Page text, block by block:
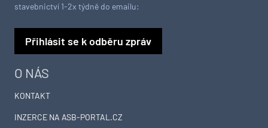
O NÁS
KONTAKT
INZERCE NA ASB-PORTAL.CZ
stavebnictví 1-2x týdně do emailu:
Přihlásit se k odběru zpráv